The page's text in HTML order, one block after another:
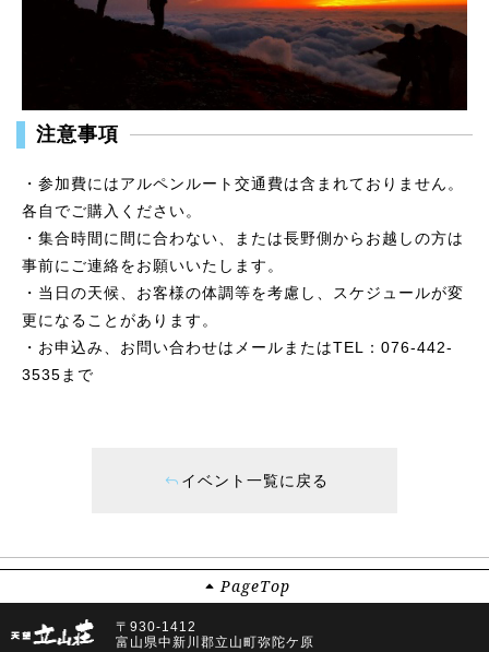
注意事項
・参加費にはアルペンルート交通費は含まれておりません。
各自でご購入ください。
・集合時間に間に合わない、または長野側からお越しの方は
事前にご連絡をお願いいたします。
・当日の天候、お客様の体調等を考慮し、スケジュールが変
更になることがあります。
・お申込み、お問い合わせは メール またはTEL：076‐442-
3535 まで
イベント一覧に戻る
PageTop
〒930-1412
富山県中新川郡立山町弥陀ケ原